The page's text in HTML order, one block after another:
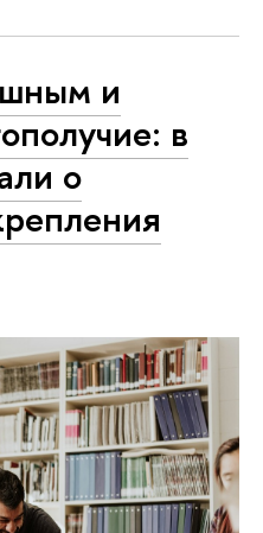
и
в
о